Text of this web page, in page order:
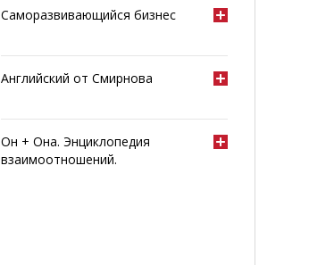
Саморазвивающийся бизнес
Английский от Смирнова
Он + Она. Энциклопедия
взаимоотношений.